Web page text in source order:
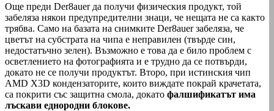
Още преди Der8auer да получи физическия продукт, той
забеляза някои предупредителни знаци, че нещата не са както
трябва. Само на базата на снимките Der8auer забеляза, че
цветът на субстрата на чипа е неправилен (твърде син,
недостатъчно зелен). Възможно е това да е било проблем с
осветлението на фотографията и е трудно да се потвърди,
докато не се получи продуктът. Второ, при истинския чип
AMD X3D кондензаторите, които виждате покрай крачетата,
са покрити със защитна смола, докато фалшификатът има
лъскави еднородни блокове.